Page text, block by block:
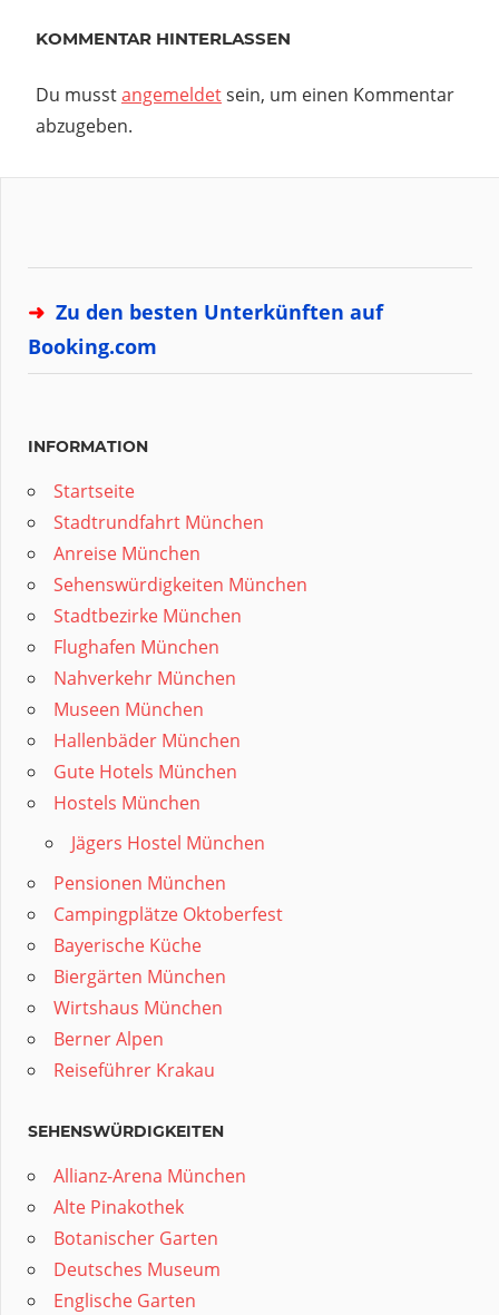
KOMMENTAR HINTERLASSEN
Du musstangemeldetsein, um einen Kommentar
abzugeben.
➜ Zu den besten Unterkünften auf
Booking.com
INFORMATION
Startseite
Stadtrundfahrt München
Anreise München
Sehenswürdigkeiten München
Stadtbezirke München
Flughafen München
Nahverkehr München
Museen München
Hallenbäder München
Gute Hotels München
Hostels München
Jägers Hostel München
Pensionen München
Campingplätze Oktoberfest
Bayerische Küche
Biergärten München
Wirtshaus München
Berner Alpen
Reiseführer Krakau
SEHENSWÜRDIGKEITEN
Allianz-Arena München
Alte Pinakothek
Botanischer Garten
Deutsches Museum
Englische Garten